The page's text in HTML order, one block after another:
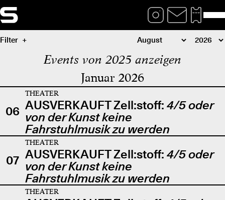
Filter
Events von 2025 anzeigen
Januar 2026
06
THEATER
AUSVERKAUFT Zell:stoff: 4/5 oder
von der Kunst keine
Fahrstuhlmusik zu werden
07
THEATER
AUSVERKAUFT Zell:stoff: 4/5 oder
von der Kunst keine
Fahrstuhlmusik zu werden
THEATER